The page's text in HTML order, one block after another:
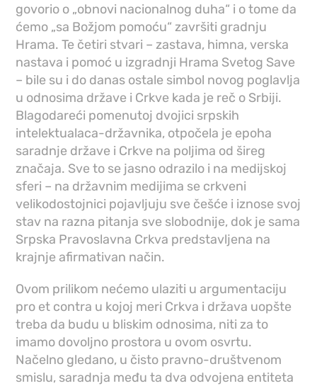
govorio o „obnovi nacionalnog duha“ i o tome da
ćemo „sa Božjom pomoću“ završiti gradnju
Hrama. Te četiri stvari – zastava, himna, verska
nastava i pomoć u izgradnji Hrama Svetog Save
– bile su i do danas ostale simbol novog poglavlja
u odnosima države i Crkve kada je reč o Srbiji.
Blagodareći pomenutoj dvojici srpskih
intelektualaca-državnika, otpočela je epoha
saradnje države i Crkve na poljima od šireg
značaja. Sve to se jasno odrazilo i na medijskoj
sferi – na državnim medijima se crkveni
velikodostojnici pojavljuju sve češće i iznose svoj
stav na razna pitanja sve slobodnije, dok je sama
Srpska Pravoslavna Crkva predstavljena na
krajnje afirmativan način.
Ovom prilikom nećemo ulaziti u argumentaciju
pro et contra u kojoj meri Crkva i država uopšte
treba da budu u bliskim odnosima, niti za to
imamo dovoljno prostora u ovom osvrtu.
Načelno gledano, u čisto pravno-društvenom
smislu, saradnja među ta dva odvojena entiteta